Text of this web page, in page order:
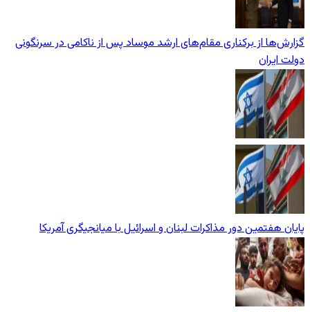
گزارش‌ها از برکناری مقام‌های ارشد موساد پس از ناکامی در سرنگونی
دولت ایران
پایان هفتمین دور مذاکرات لبنان و اسرائیل با میانجیگری آمریکا